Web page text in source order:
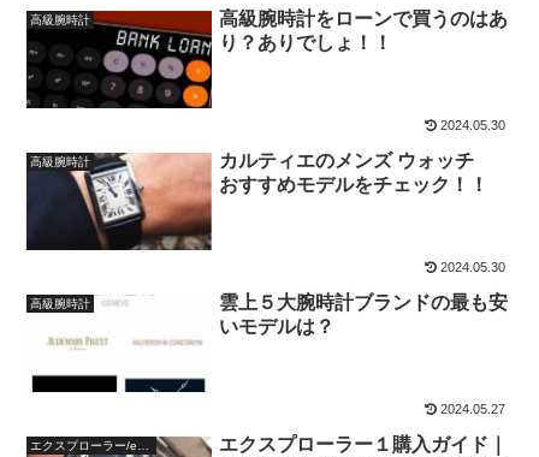
高級腕時計
高級腕時計をローンで買うのはあ
り？ありでしょ！！
2024.05.30
高級腕時計
カルティエのメンズ ウォッチ
おすすめモデルをチェック！！
2024.05.30
高級腕時計
雲上５大腕時計ブランドの最も安
いモデルは？
2024.05.27
エクスプローラー１購入ガイド｜